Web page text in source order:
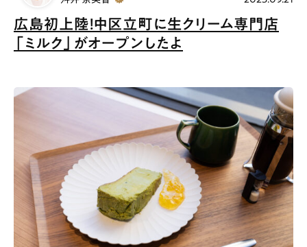
広島初上陸！中区立町に生クリーム専門店
「ミルク」がオープンしたよ